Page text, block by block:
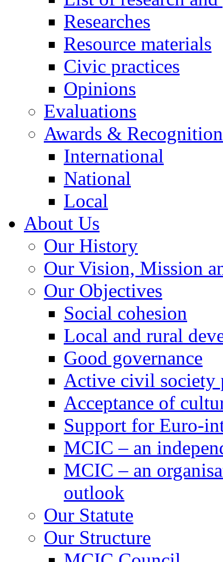
Researches
Resource materials
Civic practices
Opinions
Evaluations
Awards &
International
National
Local
About Us
Our History
Our Vision, Mission
Our Objectives
Social cohesion
Local and rural
Good governance
Active civil society
Acceptance of
Support for Euro-
MCIC – an
MCIC – an
outlook
Our Statute
Our Structure